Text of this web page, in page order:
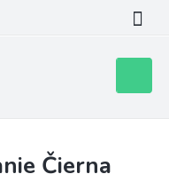
košík
Čierna